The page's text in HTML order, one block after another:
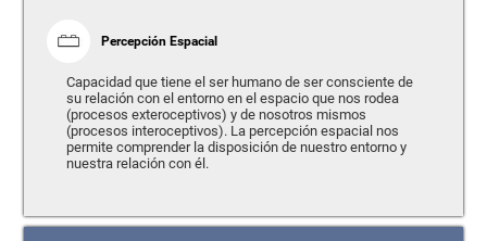
Percepción Espacial
Capacidad que tiene el ser humano de ser consciente de
su relación con el entorno en el espacio que nos rodea
(procesos exteroceptivos) y de nosotros mismos
(procesos interoceptivos). La percepción espacial nos
permite comprender la disposición de nuestro entorno y
nuestra relación con él.